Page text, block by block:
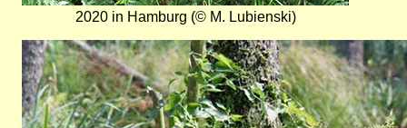
2020 in Hamburg (© M. Lubienski)
Bild